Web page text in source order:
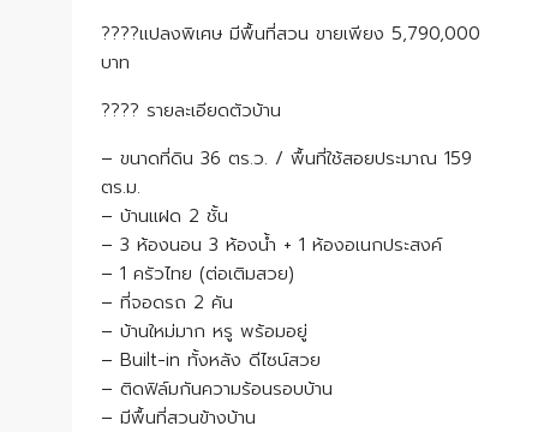
????แปลงพิเศษ มีพื้นที่สวน ขายเพียง 5,790,000
บาท
???? รายละเอียดตัวบ้าน
– ขนาดที่ดิน 36 ตร.ว. / พื้นที่ใช้สอยประมาณ 159
ตร.ม.
– บ้านแฝด 2 ชั้น
– 3 ห้องนอน 3 ห้องน้ำ + 1 ห้องอเนกประสงค์
– 1 ครัวไทย (ต่อเติมสวย)
– ที่จอดรถ 2 คัน
– บ้านใหม่มาก หรู พร้อมอยู่
– Built-in ทั้งหลัง ดีไซน์สวย
– ติดฟิล์มกันความร้อนรอบบ้าน
– มีพื้นที่สวนข้างบ้าน